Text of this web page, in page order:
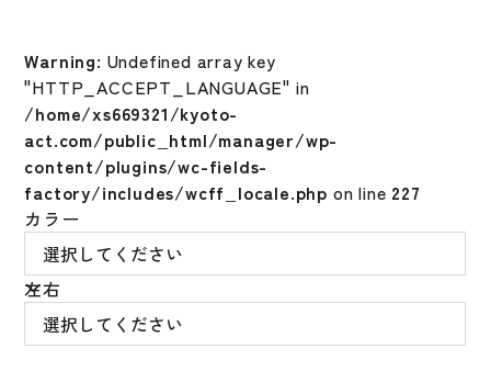
Warning: Undefined array key
"HTTP_ACCEPT_LANGUAGE" in
/home/xs669321/kyoto-
act.com/public_html/manager/wp-
content/plugins/wc-fields-
factory/includes/wcff_locale.php on line 227
カラー
左右